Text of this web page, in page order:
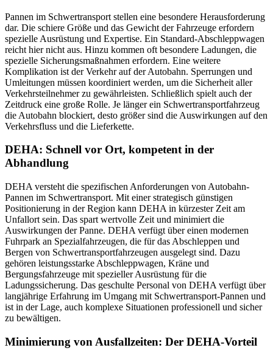
Pannen im Schwertransport stellen eine besondere Herausforderung
dar. Die schiere Größe und das Gewicht der Fahrzeuge erfordern
spezielle Ausrüstung und Expertise. Ein Standard-Abschleppwagen
reicht hier nicht aus. Hinzu kommen oft besondere Ladungen, die
spezielle Sicherungsmaßnahmen erfordern. Eine weitere
Komplikation ist der Verkehr auf der Autobahn. Sperrungen und
Umleitungen müssen koordiniert werden, um die Sicherheit aller
Verkehrsteilnehmer zu gewährleisten. Schließlich spielt auch der
Zeitdruck eine große Rolle. Je länger ein Schwertransportfahrzeug
die Autobahn blockiert, desto größer sind die Auswirkungen auf den
Verkehrsfluss und die Lieferkette.
DEHA: Schnell vor Ort, kompetent in der
Abhandlung
DEHA versteht die spezifischen Anforderungen von Autobahn-
Pannen im Schwertransport. Mit einer strategisch günstigen
Positionierung in der Region kann DEHA in kürzester Zeit am
Unfallort sein. Das spart wertvolle Zeit und minimiert die
Auswirkungen der Panne. DEHA verfügt über einen modernen
Fuhrpark an Spezialfahrzeugen, die für das Abschleppen und
Bergen von Schwertransportfahrzeugen ausgelegt sind. Dazu
gehören leistungsstarke Abschleppwagen, Kräne und
Bergungsfahrzeuge mit spezieller Ausrüstung für die
Ladungssicherung. Das geschulte Personal von DEHA verfügt über
langjährige Erfahrung im Umgang mit Schwertransport-Pannen und
ist in der Lage, auch komplexe Situationen professionell und sicher
zu bewältigen.
Minimierung von Ausfallzeiten: Der DEHA-Vorteil